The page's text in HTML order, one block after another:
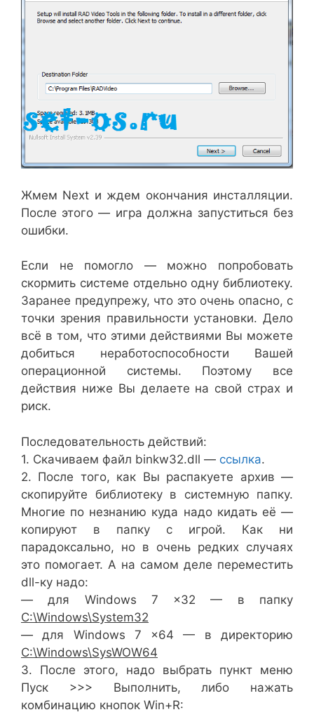
Жмем Next и ждем окончания инсталляции.
После этого — игра должна запуститься без
ошибки.
Если не помогло — можно попробовать
скормить системе отдельно одну библиотеку.
Заранее предупрежу, что это очень опасно, с
точки зрения правильности установки. Дело
всё в том, что этими действиями Вы можете
добиться неработоспособности Вашей
операционной системы. Поэтому все
действия ниже Вы делаете на свой страх и
риск.
Последовательность действий:
1. Скачиваем файл binkw32.dll — ссылка.
2. После того, как Вы распакуете архив —
скопируйте библиотеку в системную папку.
Многие по незнанию куда надо кидать её —
копируют в папку с игрой. Как ни
парадоксально, но в очень редких случаях
это помогает. А на самом деле переместить
dll-ку надо:
— для Windows 7 x32 — в папку
C:\Windows\System32
— для Windows 7 x64 — в директорию
C:\Windows\SysWOW64
3. После этого, надо выбрать пункт меню
Пуск >>> Выполнить, либо нажать
комбинацию кнопок Win+R: